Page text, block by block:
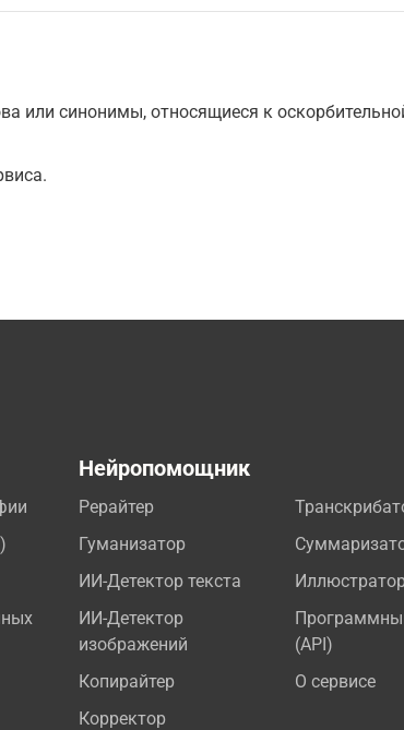
или синонимы, относящиеся к
Нейропомощник
Рерайтер
Гуманизатор
ИИ-Детектор текста
ИИ-Детектор
изображений
Копирайтер
Корректор
(API)
О сервисе